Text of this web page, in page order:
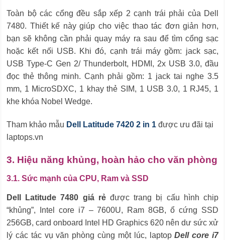
Toàn bộ các cổng đều sắp xếp 2 cạnh trái phải của Dell
7480. Thiết kế này giúp cho việc thao tác đơn giản hơn,
bạn sẽ không cần phải quay máy ra sau để tìm cổng sạc
hoặc kết nối USB. Khi đó, cạnh trái máy gồm: jack sạc,
USB Type-C Gen 2/ Thunderbolt, HDMI, 2x USB 3.0, đầu
đọc thẻ thông minh. Cạnh phải gồm: 1 jack tai nghe 3.5
mm, 1 MicroSDXC, 1 khay thẻ SIM, 1 USB 3.0, 1 RJ45, 1
khe khóa Nobel Wedge.
Tham khảo mẫu Dell Latitude 7420 2 in 1 được ưu đãi tại
laptops.vn
3. Hiệu năng khủng, hoàn hảo cho văn phòng
3.1. Sức mạnh của CPU, Ram và SSD
Dell Latitude 7480 giá rẻđược trang bị cấu hình chip
“khủng”, Intel core i7 – 7600U, Ram 8GB, ổ cứng SSD
256GB, card onboard Intel HD Graphics 620 nên dư sức xử
lý các tác vụ văn phòng cùng một lúc, laptopDell core i7